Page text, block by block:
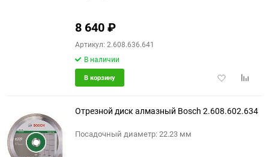
8 640₽
Артикул: 2.608.636.641
В наличии
Добавить
В корзину
Отрезной диск алмазный Bosch 2.608.602.634
Посадочный диаметр: 22.23 мм